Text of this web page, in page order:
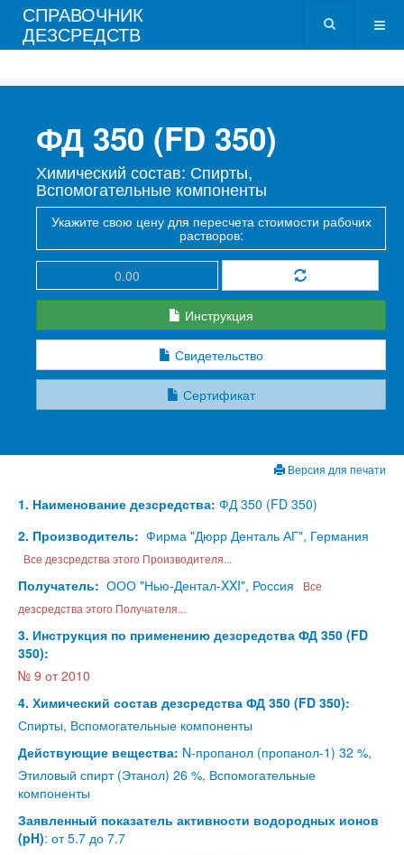
СПРАВОЧНИК
ДЕЗСРЕДСТВ
ФД 350 (FD 350)
Химический состав: Спирты,
Вспомогательные компоненты
Укажите свою цену для пересчета стоимости рабочих
растворов:
Инструкция
Свидетельство
Сертификат
Версия для печати
1. Наименование дезсредства: ФД 350 (FD 350)
2. Производитель: Фирма "Дюрр Денталь АГ", Германия
Все дезсредства этого Производителя...
Получатель: ООО "Нью-Дентал-XXI", Россия
Все
дезсредства этого Получателя...
3. Инструкция по применению дезсредства ФД 350 (FD
350):
№ 9 от 2010
4. Химический состав дезсредства ФД 350 (FD 350):
Спирты, Вспомогательные компоненты
Действующие вещества: N-пропанол (пропанол-1) 32 %,
Этиловый спирт (Этанол) 26 %, Вспомогательные
компоненты
Заявленный показатель активности водородных ионов
(pH): от 5.7 до 7.7